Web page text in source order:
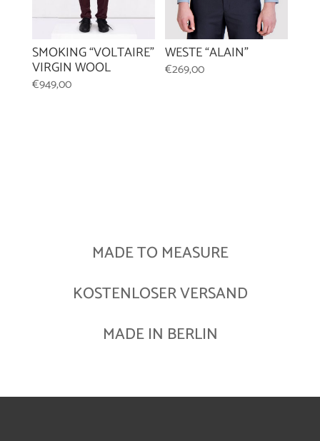
SMOKING “VOLTAIRE”
VIRGIN WOOL
€949,00
WESTE “ALAIN”
€269,00
MADE TO MEASURE
KOSTENLOSER VERSAND
MADE IN BERLIN